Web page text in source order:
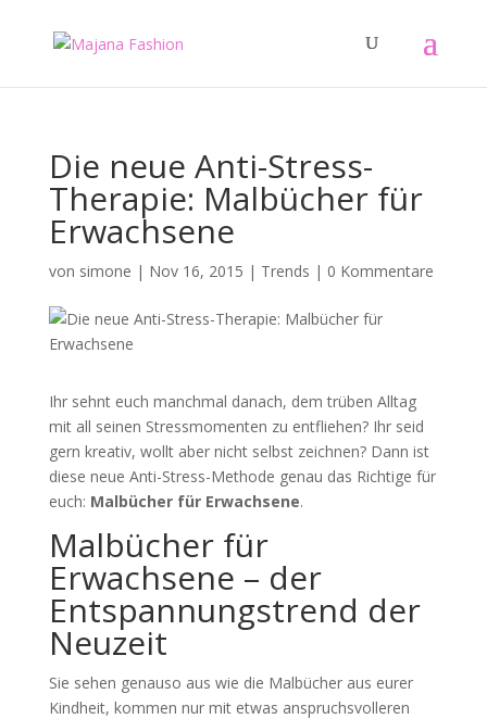
Die neue Anti-Stress-
Therapie: Malbücher für
Erwachsene
von simone | Nov 16, 2015 | Trends | 0 Kommentare
Ihr sehnt euch manchmal danach, dem trüben Alltag
mit all seinen Stressmomenten zu entfliehen? Ihr seid
gern kreativ, wollt aber nicht selbst zeichnen? Dann ist
diese neue Anti-Stress-Methode genau das Richtige für
euch: Malbücher für Erwachsene.
Malbücher für
Erwachsene – der
Entspannungstrend der
Neuzeit
Sie sehen genauso aus wie die Malbücher aus eurer
Kindheit, kommen nur mit etwas anspruchsvolleren